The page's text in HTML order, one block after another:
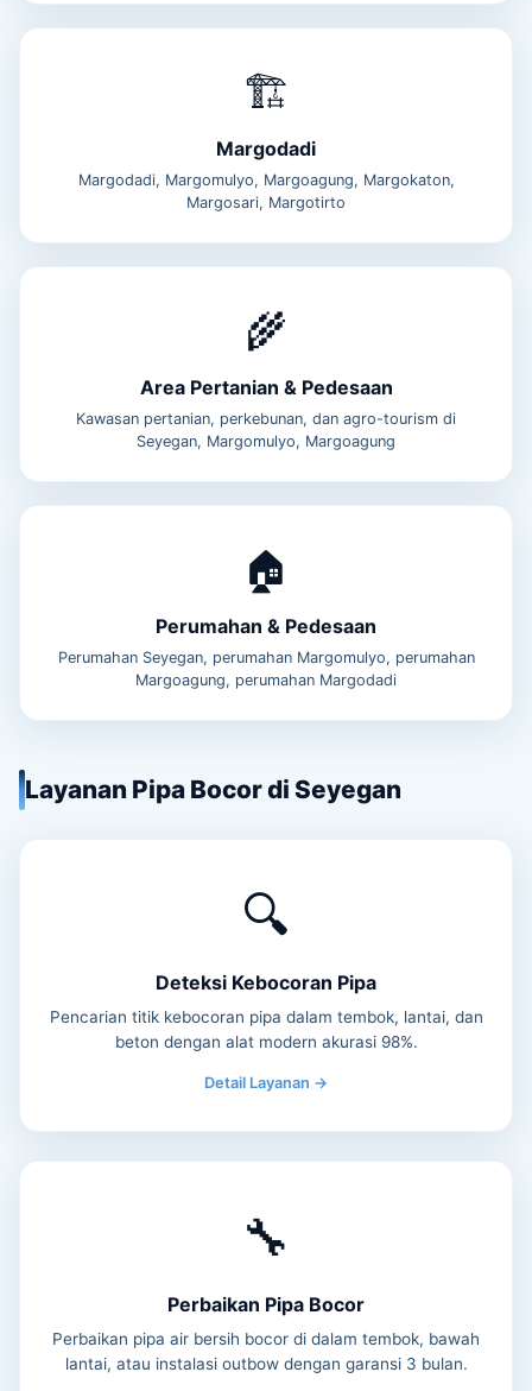
🏗️
Margodadi
Margodadi, Margomulyo, Margoagung, Margokaton,
Margosari, Margotirto
🌾
Area Pertanian & Pedesaan
Kawasan pertanian, perkebunan, dan agro-tourism di
Seyegan, Margomulyo, Margoagung
🏠
Perumahan & Pedesaan
Perumahan Seyegan, perumahan Margomulyo, perumahan
Margoagung, perumahan Margodadi
Layanan Pipa Bocor di Seyegan
🔍
Deteksi Kebocoran Pipa
Pencarian titik kebocoran pipa dalam tembok, lantai, dan
beton dengan alat modern akurasi 98%.
Detail Layanan →
🔧
Perbaikan Pipa Bocor
Perbaikan pipa air bersih bocor di dalam tembok, bawah
lantai, atau instalasi outbow dengan garansi 3 bulan.